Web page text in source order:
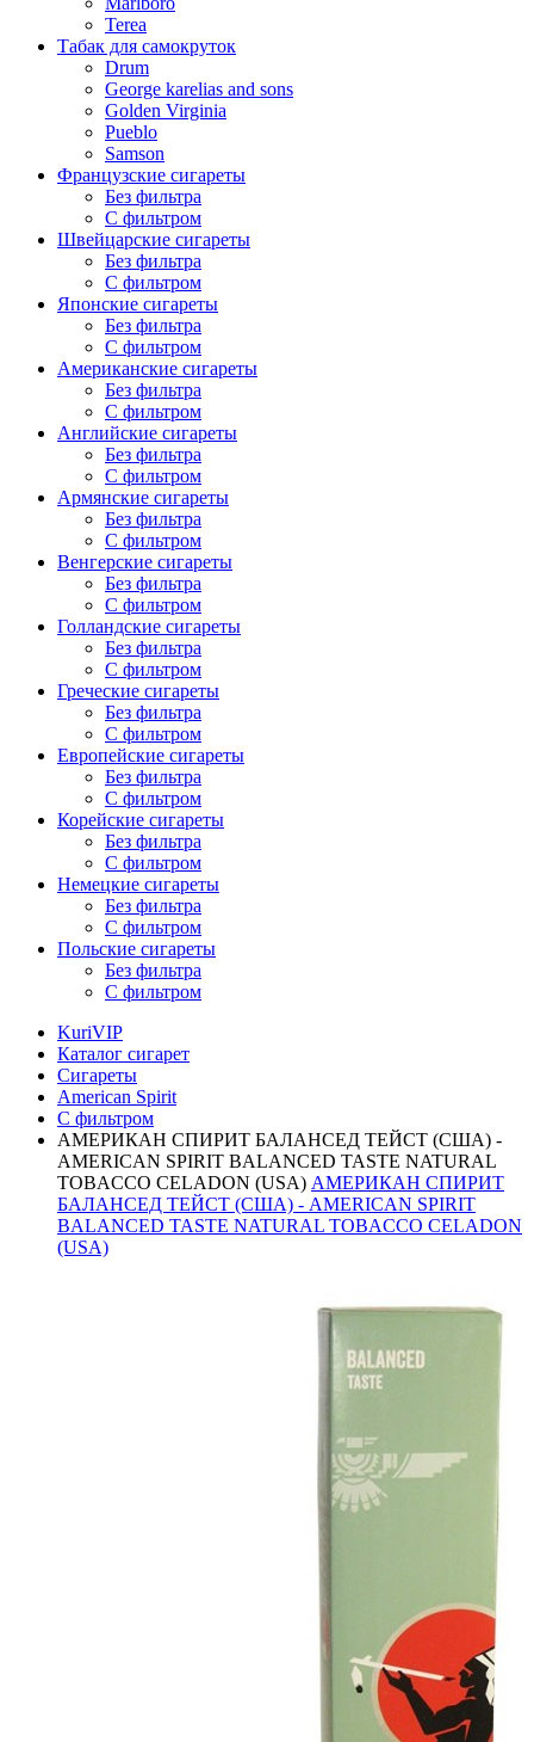
Terea
Табак для самокруток
Drum
George karelias and sons
Golden Virginia
Pueblo
Samson
Французские сигареты
Без фильтра
С фильтром
Швейцарские сигареты
Без фильтра
С фильтром
Японские сигареты
Без фильтра
С фильтром
Американские сигареты
Без фильтра
С фильтром
Английские сигареты
Без фильтра
С фильтром
Армянские сигареты
Без фильтра
С фильтром
Венгерские сигареты
Без фильтра
С фильтром
Голландские сигареты
Без фильтра
С фильтром
Греческие сигареты
Без фильтра
С фильтром
Европейские сигареты
Без фильтра
С фильтром
Корейские сигареты
Без фильтра
С фильтром
Немецкие сигареты
Без фильтра
С фильтром
Польские сигареты
Без фильтра
С фильтром
KuriVIP
Каталог сигарет
Сигареты
American Spirit
С фильтром
АМЕРИКАН СПИРИТ БАЛАНСЕД ТЕЙСТ (США) -
AMERICAN SPIRIT BALANCED TASTE NATURAL
TOBACCO CELADON (USA) АМЕРИКАН СПИРИТ
БАЛАНСЕД ТЕЙСТ (США) - AMERICAN SPIRIT
BALANCED TASTE NATURAL TOBACCO CELADON
(USA)